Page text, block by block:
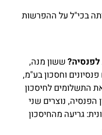
בכי"ל על ההפרשות
ששון מנה,
וחסכון בע"מ,
התשלומים לחיסכון
הפנסיה, נוצרים שני
גריעה מהחיסכון